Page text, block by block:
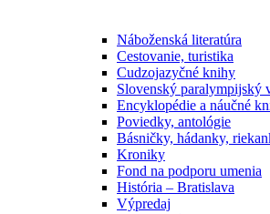
Náboženská literatúra
Cestovanie, turistika
Cudzojazyčné knihy
Slovenský paralympijský
Encyklopédie a náučné
Poviedky, antológie
Básničky, hádanky,
Kroniky
Fond na podporu umenia
História – Bratislava
Výpredaj